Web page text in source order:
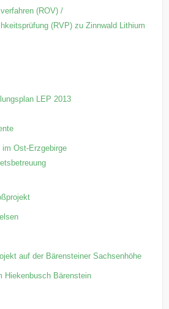
(ROV) /
(RVP) zu Zinnwald Lithium
LEP 2013
im Ost-Erzgebirge
auf der Bärensteiner Sachsenhöhe
Hiekenbusch Bärenstein